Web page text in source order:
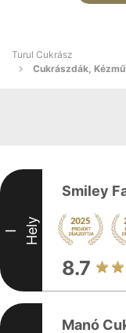
Turul Cukrász
Cukrászdák,
I Hely
Smiley
8.7
Manó